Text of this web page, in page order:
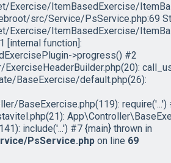
ItemBasedExercise/
src/Service/PsService.php:69
ItemBasedExercise/
[internal function]:
>progress() #2
BaseExercise/default.php(26):
BaseExercise.php(119): require('...')
include('...') #7 {main} thrown in
PsService.php on line 69